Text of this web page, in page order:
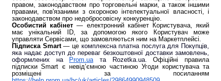
правом, законодавством про торговельні марки, а також іншими
правами, пов'язаними з охороною інтелектуальної власності, і
законодавством про недобросовісну конкуренцію.
Особистий кабінет — електронний кабінет Користувача, який
має унікальний ID, за допомогою якого Користувач може
управляти Сервісами, що замовляються ним на Маркетплейсі.
Підписка Smart— це комплексна платна послуга для Покупців,
яка надає доступ до переваг безкоштовної доставки замовлень,
оформлених на
Prom.ua та Rozetka.ua.Офіційні правила
підписки Smart є невід’ємною частиною Угоди користувача та
розміщені за посиланням